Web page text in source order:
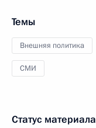
Темы
Внешняя политика
СМИ
Статус материала